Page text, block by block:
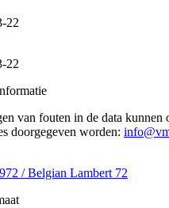
22
22
van fouten in de data kunnen
doorgegeven worden:
/ Belgian Lambert 72